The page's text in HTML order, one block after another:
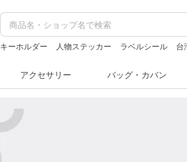
キーホルダー 人物ステッカー ラベルシール 台
アクセサリー バッグ・カバン